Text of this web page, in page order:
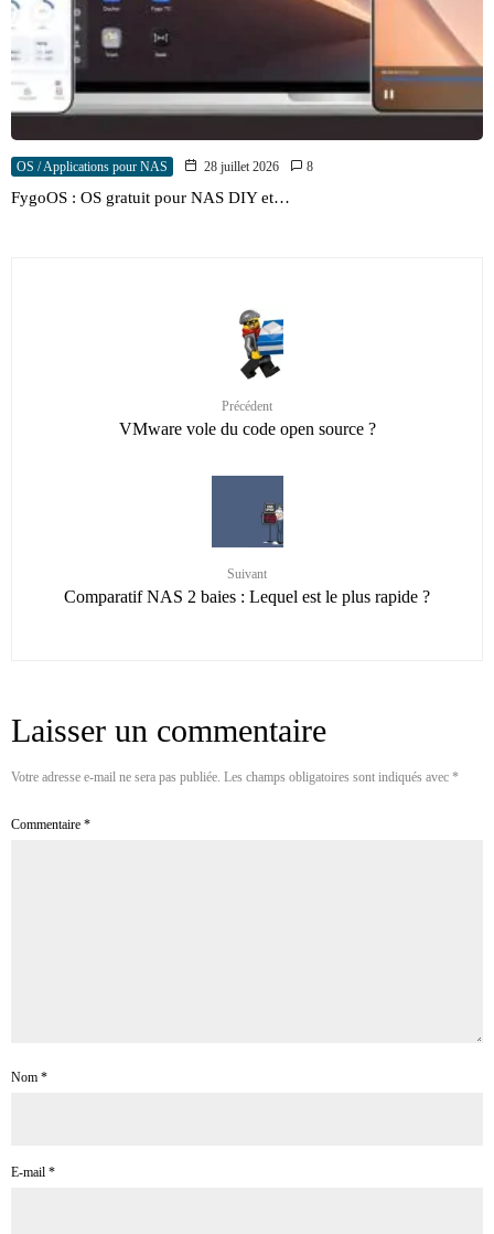
OS / Applications pour NAS 28 juillet 2026 8
FygoOS : OS gratuit pour NAS DIY et…
Précédent
VMware vole du code open source ?
Suivant
Comparatif NAS 2 baies : Lequel est le plus rapide ?
Laisser un commentaire
Votre adresse e-mail ne sera pas publiée. Les champs obligatoires sont indiqués avec *
Commentaire *
Nom *
E-mail *